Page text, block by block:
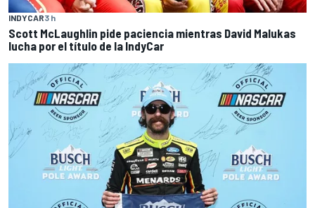
INDYCAR3 h
Scott McLaughlin pide paciencia mientras David Malukas
lucha por el título de la IndyCar